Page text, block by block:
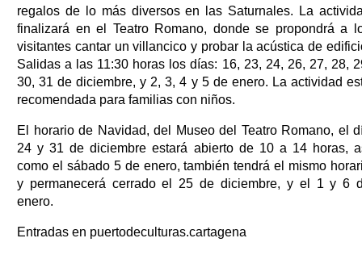
regalos de lo más diversos en las Saturnales. La
finalizará en el Teatro Romano, donde se propondrá a
visitantes cantar un villancico y probar la acústica de
Salidas a las 11:30 horas los días: 16, 23, 24, 26, 27, 28,
30, 31 de diciembre, y 2, 3, 4 y 5 de enero. La actividad
recomendada para familias con niños.
El horario de Navidad, del Museo del Teatro Romano, el
24 y 31 de diciembre estará abierto de 10 a 14 horas,
como el sábado 5 de enero, también tendrá el mismo
y permanecerá cerrado el 25 de diciembre, y el 1 y 6
enero.
Entradas en puertodeculturas.cartagena